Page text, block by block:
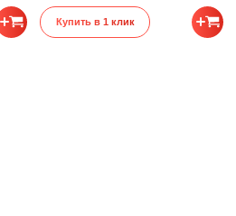
Купить в 1 клик